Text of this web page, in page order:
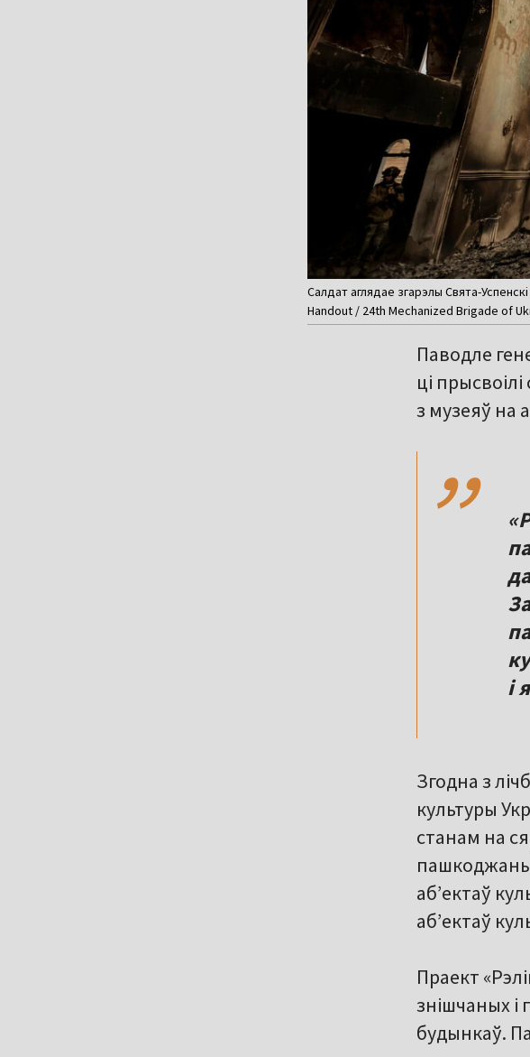
Салдат аглядае згарэлы Свята-
Handout / 24th Mechanized Brigade of
Паводле
ці
з музеяў на
,,
і
Згодна з
культуры
станам на
аб’ектаў
аб’ектаў
Праект
знішчаных
будынкаў.